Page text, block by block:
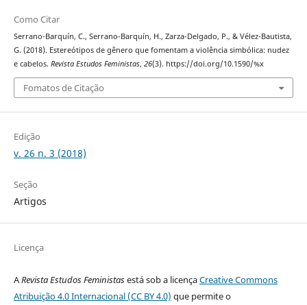
Como Citar
Serrano-Barquín, C., Serrano-Barquín, H., Zarza-Delgado, P., & Vélez-Bautista,
G. (2018). Estereótipos de gênero que fomentam a violência simbólica: nudez
e cabelos. Revista Estudos Feministas, 26(3). https://doi.org/10.1590/%x
Fomatos de Citação
Edição
v. 26 n. 3 (2018)
Seção
Artigos
Licença
ARevista Estudos Feministasestá sob a licençaCreative Commons
Atribuição 4.0 Internacional (CC BY 4.0) que permite o